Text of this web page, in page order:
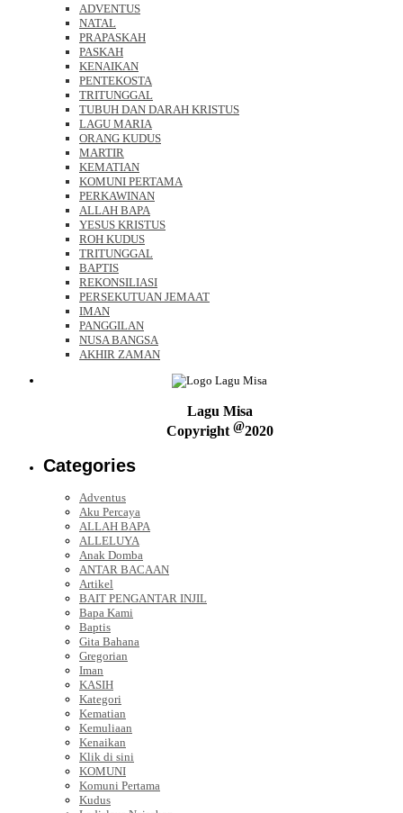
ADVENTUS
NATAL
PRAPASKAH
PASKAH
KENAIKAN
PENTEKOSTA
TRITUNGGAL
TUBUH DAN DARAH KRISTUS
LAGU MARIA
ORANG KUDUS
MARTIR
KEMATIAN
KOMUNI PERTAMA
PERKAWINAN
ALLAH BAPA
YESUS KRISTUS
ROH KUDUS
TRITUNGGAL
BAPTIS
REKONSILIASI
PERSEKUTUAN JEMAAT
IMAN
PANGGILAN
NUSA BANGSA
AKHIR ZAMAN
Lagu Misa
Copyright @2020
Categories
Adventus
Aku Percaya
ALLAH BAPA
ALLELUYA
Anak Domba
ANTAR BACAAN
Artikel
BAIT PENGANTAR INJIL
Bapa Kami
Baptis
Gita Bahana
Gregorian
Iman
KASIH
Kategori
Kematian
Kemuliaan
Kenaikan
Klik di sini
KOMUNI
Komuni Pertama
Kudus